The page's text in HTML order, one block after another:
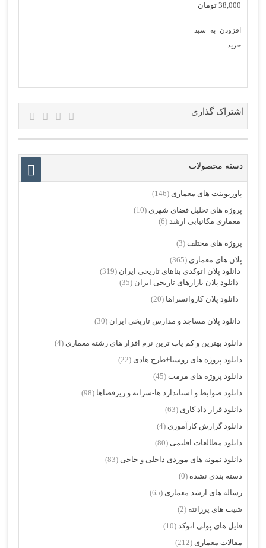
38,000 تومان
افزودن به سبد
خرید
اشتراک گذاری
دسته محصولات
پاورپوینت های معماری (146)
پروژه های تحلیل فضای شهری (10)
معماری مکانیابی ارشد (6)
پروژه های مختلف (3)
پلان های معماری (365)
دانلود پلان اتوکدی بناهای تاریخی ایران (319)
دانلود پلان بازارهای تاریخی ایران (35)
دانلود پلان کاروانسراها (20)
دانلود پلان مساجد و مدارس تاریخی ایران (30)
دانلود بهترین و کم یاب ترین نرم افزار های رشته معماری (4)
دانلود پروژه های روستا+طرح هادی (22)
دانلود پروژه های مرمت (45)
دانلود ضوابط و استاندارد ها-سرانه و ریزفضاها (98)
دانلود قرار داد کاری (63)
دانلود گزارش کارآموزی (4)
دانلود مطالعات اقلیمی (80)
دانلود نمونه های موردی داخلی و خاجی (83)
دسته بندی نشده (0)
رساله های ارشد معماری (65)
شیت های پرزانته (2)
فایل های پولی اتوکد (10)
مقالات معماری (212)